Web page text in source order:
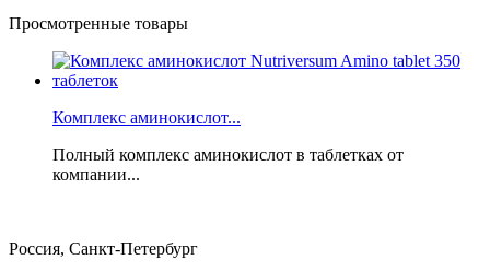
Просмотренные товары
Комплекс аминокислот...
Полный комплекс аминокислот в таблетках от
компании...
Россия, Санкт-Петербург